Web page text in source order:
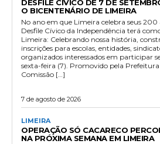
DESFILE CÍVICO DE 7 DE
O BICENTENÁRIO DE LIMEIRA
No ano em que Limeira celebra seus
Desfile Cívico da Independência terá
Limeira: Celebrando nossa história,
inscrições para escolas, entidades,
organizados interessados em participar
sexta-feira (7). Promovido pela
Comissão […]
7 de agosto de 2026
LIMEIRA
OPERAÇÃO SÓ CACARECO
NA PRÓXIMA SEMANA EM LIMEIRA